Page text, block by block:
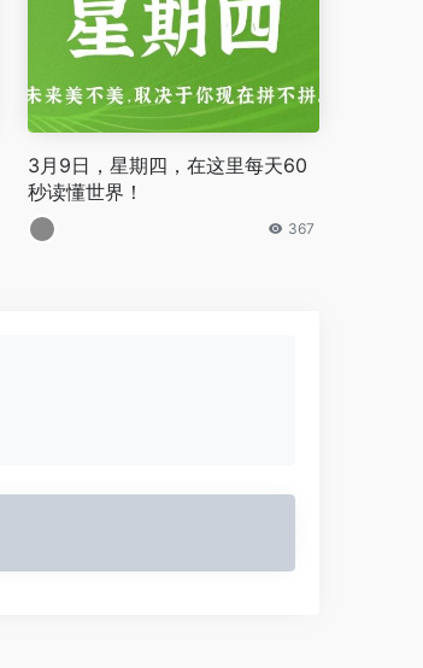
3月9日，星期四，在这里每天60
秒读懂世界！
367